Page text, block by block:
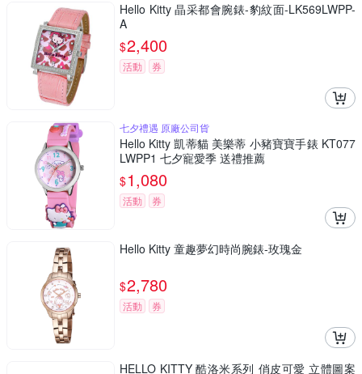
Hello Kitty 晶采都會腕錶-豹紋面-LK569LWPP-
A
$2,400
活動 券
七夕禮遇 原廠公司貨
Hello Kitty 凱蒂貓 美樂蒂 小豬寶寶手錶 KT077
LWPP1 七夕寵愛季 送禮推薦
$1,080
活動 券
Hello Kitty 童趣夢幻時尚腕錶-玫瑰金
$2,780
活動 券
HELLO KITTY 酷洛米系列 俏皮可愛 立體圖案